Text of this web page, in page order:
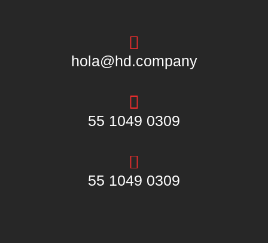
hola@hd.company
55 1049 0309
55 1049 0309